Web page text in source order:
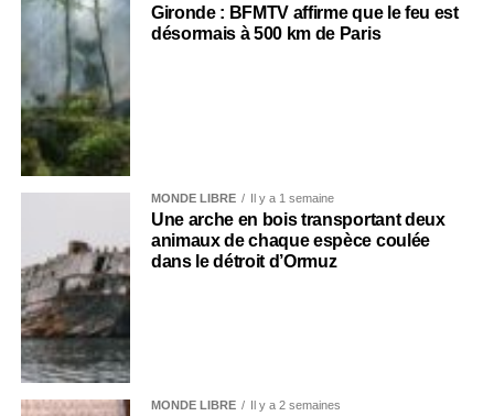
Gironde : BFMTV affirme que le feu est
désormais à 500 km de Paris
MONDE LIBRE Il y a 1 semaine
Une arche en bois transportant deux
animaux de chaque espèce coulée
dans le détroit d’Ormuz
MONDE LIBRE Il y a 2 semaines